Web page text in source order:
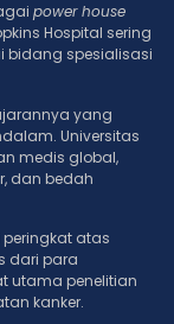
power house
Hospital sering
bidang spesialisasi
yang
Universitas
medis global,
dan bedah
atas
dari para
utama penelitian
kanker.